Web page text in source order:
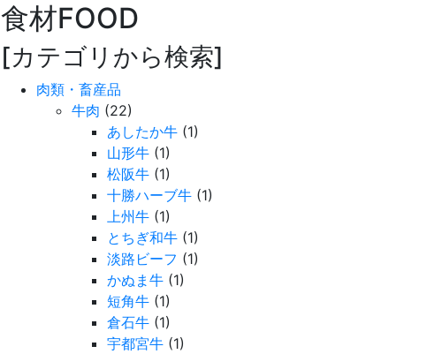
食材FOOD
[カテゴリから検索]
肉類・畜産品
牛肉 (22)
あしたか牛 (1)
山形牛 (1)
松阪牛 (1)
十勝ハーブ牛 (1)
上州牛 (1)
とちぎ和牛 (1)
淡路ビーフ (1)
かぬま牛 (1)
短角牛 (1)
倉石牛 (1)
宇都宮牛 (1)